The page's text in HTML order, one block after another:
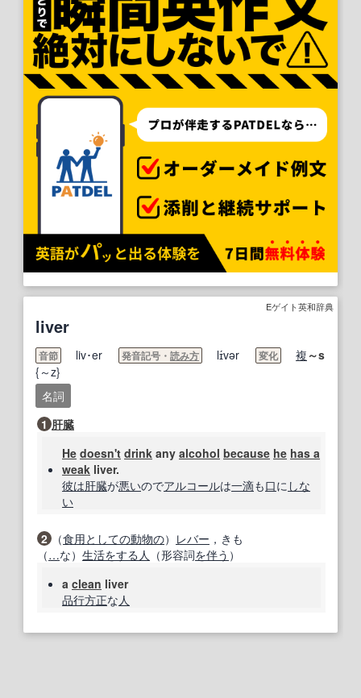
Eゲイト英和辞典
liver
音節 liv･er 発音記号・ 読み方 lɪ́vər 変化 複 ～s
{～z}
名詞
1 肝臓
He doesn't drink any alcohol because he has a
weak liver.
彼は肝臓が悪いのでアルコールは一滴も口に しな
い
2 （食用としての動物の） レバー ，きも
（…な） 生活をする 人 （形容詞を伴う ）
a clean liver
品行方正な人